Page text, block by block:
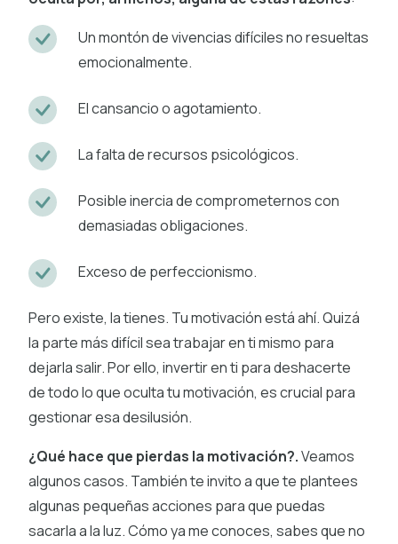
Un montón de vivencias difíciles no resueltas
emocionalmente.
El cansancio o agotamiento.
La falta de recursos psicológicos.
Posible inercia de comprometernos con
demasiadas obligaciones.
Exceso de perfeccionismo.
Pero existe, la tienes. Tu motivación está ahí. Quizá
la parte más difícil sea trabajar en ti mismo para
dejarla salir. Por ello, invertir en ti para deshacerte
de todo lo que oculta tu motivación, es crucial para
gestionar esa desilusión.
¿Qué hace que pierdas la motivación?.Veamos
algunos casos. También te invito a que te plantees
algunas pequeñas acciones para que puedas
sacarla a la luz. Cómo ya me conoces, sabes que no